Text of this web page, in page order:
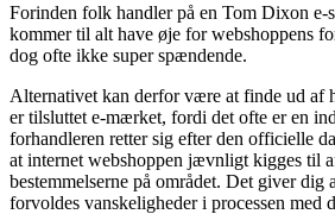
Forinden folk handler på en Tom Dixon e-
kommer til alt have øje for webshoppens
dog ofte ikke super spændende.
Alternativet kan derfor være at finde ud af
er tilsluttet e-mærket, fordi det ofte er en
forhandleren retter sig efter den officielle
at internet webshoppen jævnligt kigges til
bestemmelserne på området. Det giver dig
forvoldes vanskeligheder i processen med